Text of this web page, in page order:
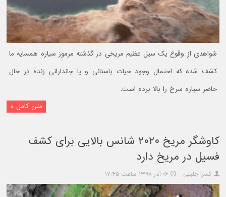
شواهدی از وقوع یک سیل عظیم مریخی در گذشته مرموز سیاره همسایه ما
کشف شده که احتمال وجود حیات باستانی و یا جاندارانی زنده در حال
حاضر سیاره سرخ را بالا برده است.
متن کامل »
کاوشگر مریخ ۲۰۲۰ شانس بالایی برای کشف
فسیل در مریخ دارد
کسرا جلیلی ۰۶ آذر ۱۳۹۸ ساعت ۱۷:۴۵